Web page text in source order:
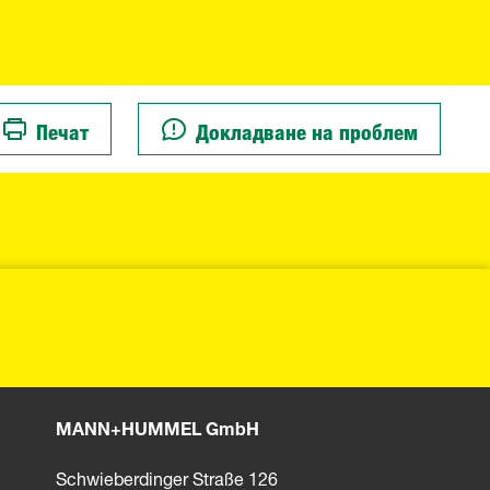
Печат Докладване на проблем
MANN+HUMMEL GmbH
Schwieberdinger Straße 126